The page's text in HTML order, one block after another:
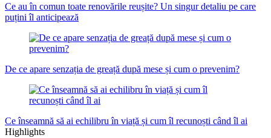
Ce au în comun toate renovările reușite? Un singur detaliu pe care
puțini îl anticipează
De ce apare senzația de greață după mese și cum o prevenim?
Ce înseamnă să ai echilibru în viață și cum îl recunoști când îl ai
Highlights